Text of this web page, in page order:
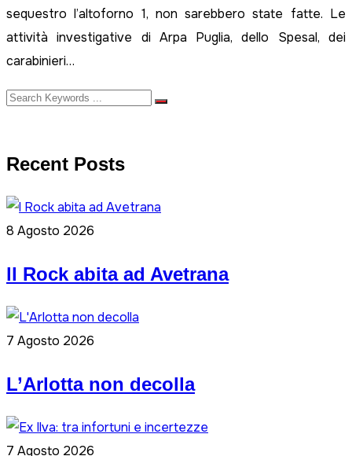
sequestro l’altoforno 1, non sarebbero state fatte. Le
attività investigative di Arpa Puglia, dello Spesal, dei
carabinieri…
Recent Posts
8 Agosto 2026
ll Rock abita ad Avetrana
7 Agosto 2026
L’Arlotta non decolla
7 Agosto 2026